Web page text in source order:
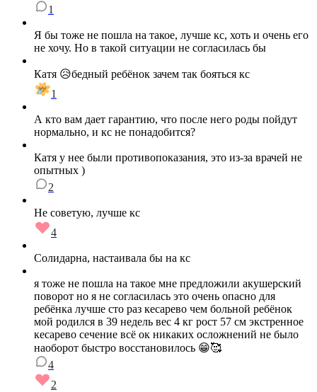
1
Я бы тоже не пошла на такое, лучше кс, хоть и очень его
не хочу. Но в такой ситуации не согласилась бы
Катя 😥бедный ребёнок зачем так бояться кс
1
А кто вам дает гарантию, что после него роды пойдут
нормально, и кс не понадобится?
Катя у нее были противопоказания, это из-за врачей не
опытных )
2
Не советую, лучше кс
4
Солидарна, настаивала бы на кс
я тоже не пошла на такое мне предложили акушерский
поворот но я не согласилась это очень опасно для
ребёнка лучше сто раз кесарево чем больной ребёнок
мой родился в 39 недель вес 4 кг рост 57 см экстренное
кесарево сечение всё ок никаких осложнений не было
наоборот быстро восстановилось 😁🥰
4
2